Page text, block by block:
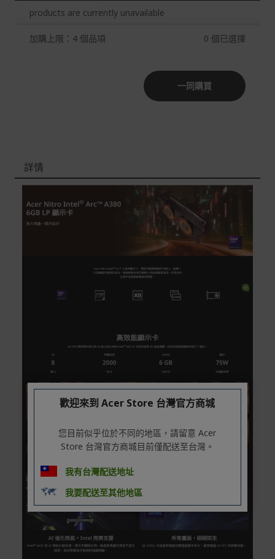
運宅配到府。
以選擇配送至全台各地服務中心。
非Acer旗下品牌商品依配合廠商規範，可能會有無法配送
可在出貨後的兩個工作天內送達。
預購商品依商品頁面上的出貨時間安排，且有可能因實際
保固與售後服務
Acer旗下品牌商品保固期限與說明請參考此連結：
http
s://www.acer.com/tw-zh/support/warranty/product-wa
非Acer旗下品牌商品保固依各商品和之廠商有所不同，詳
情請參考商品說明。
付款方式
本網站提供以下付款方式：
信用卡一次付清：支援Visa、Master Card及JCB卡
別
率/滿1萬享3期0利率/滿3萬享12期0利率
銀行帳戶轉帳：使用一次性虛擬帳戶
LINEPAY(含iPASS MONEY)
Apple Pay：須使用行動裝置
Samsung Wallet (原Samsung Pay)：須使用行動裝
products are currently unavailable
加購上限：4 個品項 0 個已選擇
一同購買
詳情
歡迎來到 Acer Store 台灣官方商城
您目前似乎位於不同的地區，請留意 Acer
Store 台灣官方商城目前僅配送至台灣。
我有台灣配送地址
我要配送至其他地區